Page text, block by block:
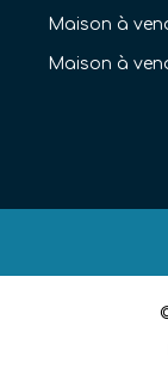
Maison à
Maison à